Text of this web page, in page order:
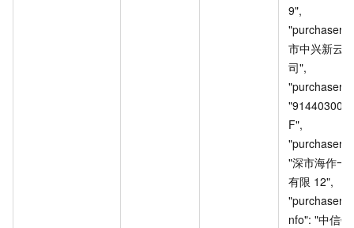
9",
市中兴新云
司",
F",
"深市海作一
有限 12",
nfo": "中信